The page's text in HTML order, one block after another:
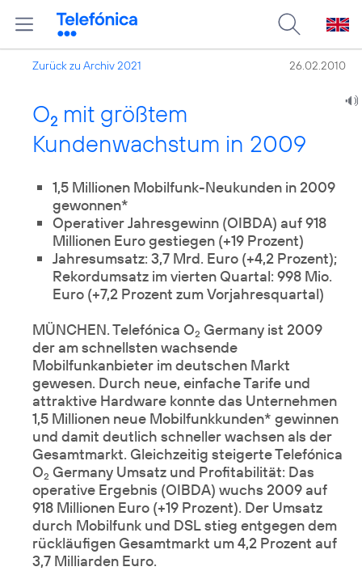
Zurück zu Archiv 2021 26.02.2010
O2 mit größtem
Kundenwachstum in 2009
1,5 Millionen Mobilfunk-Neukunden in 2009
gewonnen*
Operativer Jahresgewinn (OIBDA) auf 918
Millionen Euro gestiegen (+19 Prozent)
Jahresumsatz: 3,7 Mrd. Euro (+4,2 Prozent);
Rekordumsatz im vierten Quartal: 998 Mio.
Euro (+7,2 Prozent zum Vorjahresquartal)
MÜNCHEN. Telefónica O2 Germany ist 2009
der am schnellsten wachsende
Mobilfunkanbieter im deutschen Markt
gewesen. Durch neue, einfache Tarife und
attraktive Hardware konnte das Unternehmen
1,5 Millionen neue Mobilfunkkunden* gewinnen
und damit deutlich schneller wachsen als der
Gesamtmarkt. Gleichzeitig steigerte Telefónica
O2 Germany Umsatz und Profitabilität: Das
operative Ergebnis (OIBDA) wuchs 2009 auf
918 Millionen Euro (+19 Prozent). Der Umsatz
durch Mobilfunk und DSL stieg entgegen dem
rückläufigen Gesamtmarkt um 4,2 Prozent auf
3,7 Milliarden Euro.